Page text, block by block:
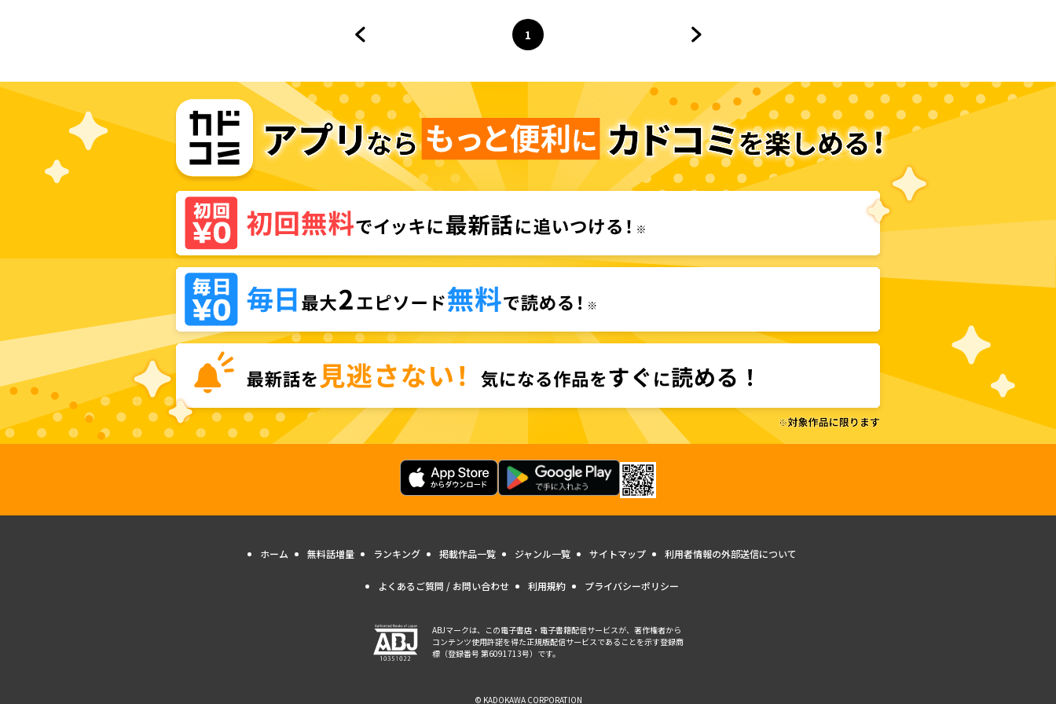
ページ
1
へ
ホーム 無料話増量 ランキング 掲載作品一覧 ジャンル一覧 サイトマップ 利用者情報の外部送信について
よくあるご質問 / お問い合わせ 利用規約 プライバシーポリシー
ABJマークは、この電子書店・電子書籍配信サービスが、著作権者から
コンテンツ使用許諾を得た正規版配信サービスであることを示す登録商
標（登録番号 第6091713号）です。
© KADOKAWA CORPORATION